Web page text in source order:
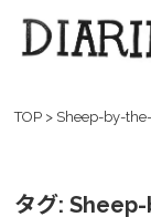
TOP > Sheep-by-
タグ: